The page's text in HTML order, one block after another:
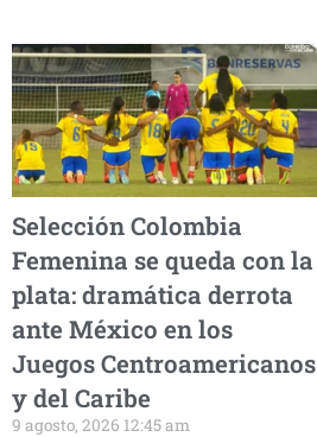
Selección Colombia
Femenina se queda con la
plata: dramática derrota
ante México en los
Juegos Centroamericanos
y del Caribe
9 agosto, 2026 12:45 am